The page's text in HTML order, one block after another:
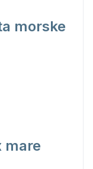
morske
mare